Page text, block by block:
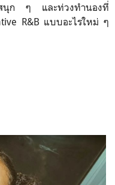
สนุก ๆ และท่วงทำนองที่
R&B แบบอะไรใหม่ ๆ